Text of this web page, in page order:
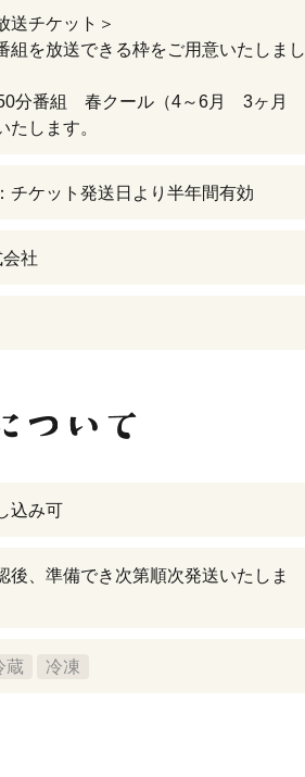
送チケット＞
を放送できる枠をご用意いたしまし
分番組 春クール（4～6月 3ヶ月
たします。
チケット発送日より半年間有効
社
込み可
後、準備でき次第順次発送いたしま
蔵 冷凍